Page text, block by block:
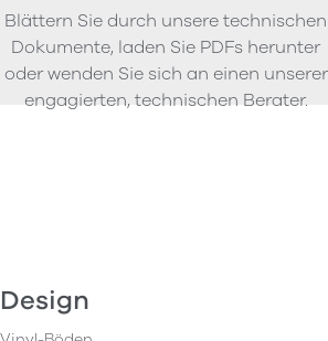
Blättern Sie durch unsere technischen
Dokumente, laden Sie PDFs herunter
oder wenden Sie sich an einen unserer
engagierten, technischen Berater.
Design